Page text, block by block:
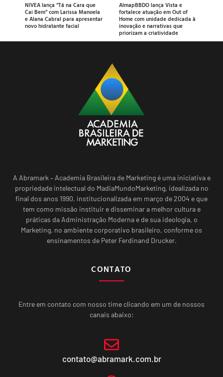
NIVEA lança “Tá na Cara que
Cai Bem” com Larissa Manoela
e Alana Cabral para apresentar
novo hidratante facial
AlmapBBDO lança Vista e
fortalece atuação em Out of
Home com unidade dedicada à
inovação e narrativas que
priorizam a criatividade
A Abramark – Academia Brasileira de Marketing é uma iniciativa e
propriedade intelectual do MadiaMundoMarketing, idealizada no
final dos anos 1990, institucionalizada em março de 2004 e que
tem como missão instituir e disseminar a melhor cultura e
práticas da Administração Moderna e de sua ideologia, o
Marketing, no ambiente corporativo brasileiro, conforme os
ensinamentos de Peter Ferdinand Drucker.
CONTATO
Entre em contato com nosso time clicando em um de nossos
canais abaixo:
contato@abramark.com.br